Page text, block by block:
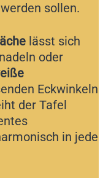
sollen.
lässt sich
oder
Eckwinkeln
der Tafel
in jede